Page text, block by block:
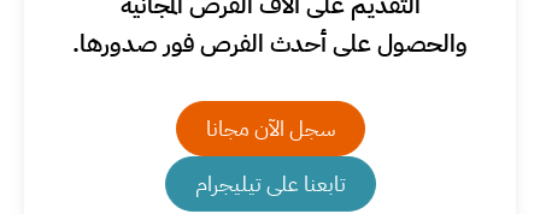
والحصول على أحدث الفرص فور صدورها.
سجل الآن مجانا
تابعنا على تيليجرام